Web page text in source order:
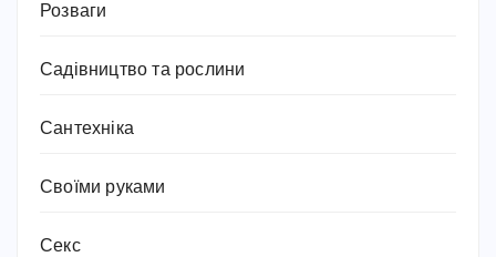
Розваги
Садівництво та рослини
Сантехніка
Своїми руками
Секс